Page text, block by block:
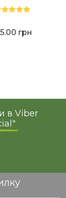
5.00з 5грн
в Viber